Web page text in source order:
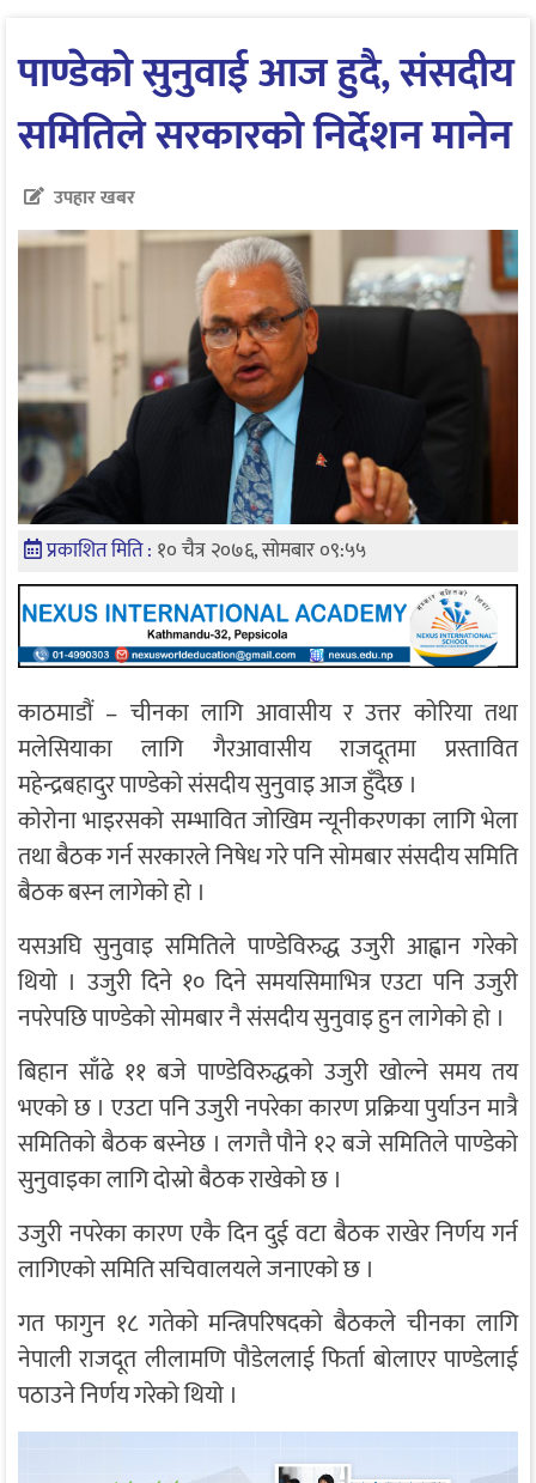
पाण्डेको सुनुवाई आज हुदै, संसदीय
समितिले सरकारको निर्देशन मानेन
उपहार खबर
प्रकाशित मिति : १० चैत्र २०७६, सोमबार ०९:५५
काठमाडौं – चीनका लागि आवासीय र उत्तर कोरिया तथा
मलेसियाका लागि गैरआवासीय राजदूतमा प्रस्तावित
महेन्द्रबहादुर पाण्डेको संसदीय सुनुवाइ आज हुँदैछ ।
कोरोना भाइरसको सम्भावित जोखिम न्यूनीकरणका लागि भेला
तथा बैठक गर्न सरकारले निषेध गरे पनि सोमबार संसदीय समिति
बैठक बस्न लागेको हो ।
यसअघि सुनुवाइ समितिले पाण्डेविरुद्ध उजुरी आह्वान गरेको
थियो । उजुरी दिने १० दिने समयसिमाभित्र एउटा पनि उजुरी
नपरेपछि पाण्डेको सोमबार नै संसदीय सुनुवाइ हुन लागेको हो ।
बिहान साँढे ११ बजे पाण्डेविरुद्धको उजुरी खोल्ने समय तय
भएको छ । एउटा पनि उजुरी नपरेका कारण प्रक्रिया पुर्याउन मात्रै
समितिको बैठक बस्नेछ । लगत्तै पौने १२ बजे समितिले पाण्डेको
सुनुवाइका लागि दोस्रो बैठक राखेको छ ।
उजुरी नपरेका कारण एकै दिन दुई वटा बैठक राखेर निर्णय गर्न
लागिएको समिति सचिवालयले जनाएको छ ।
गत फागुन १८ गतेको मन्त्रिपरिषदको बैठकले चीनका लागि
नेपाली राजदूत लीलामणि पौडेललाई फिर्ता बोलाएर पाण्डेलाई
पठाउने निर्णय गरेको थियो ।